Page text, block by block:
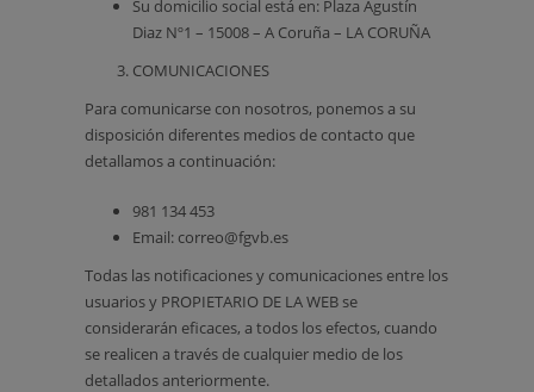
Su domicilio social está en: Plaza Agustín
Diaz Nº1 – 15008 – A Coruña – LA CORUÑA
COMUNICACIONES
Para comunicarse con nosotros, ponemos a su
disposición diferentes medios de contacto que
detallamos a continuación:
981 134 453
Email: correo@fgvb.es
Todas las notificaciones y comunicaciones entre los
usuarios y PROPIETARIO DE LA WEB se
considerarán eficaces, a todos los efectos, cuando
se realicen a través de cualquier medio de los
detallados anteriormente.